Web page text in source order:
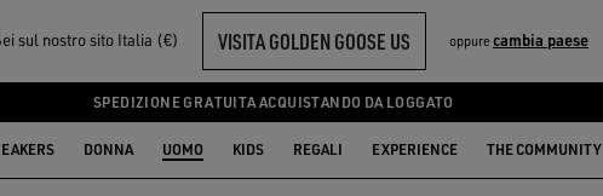
sul nostro sito Italia (€) VISITA GOLDEN GOOSE US oppurecambia paese
SPEDIZIONE GRATUITA ACQUISTANDO DA LOGGATO
DONNA UOMO KIDS REGALI EXPERIENCE THE COMMUNITY